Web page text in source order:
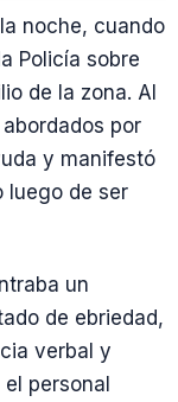
noche, cuando
Policía sobre
de la zona. Al
por
y manifestó
luego de ser
un
de ebriedad,
verbal y
personal